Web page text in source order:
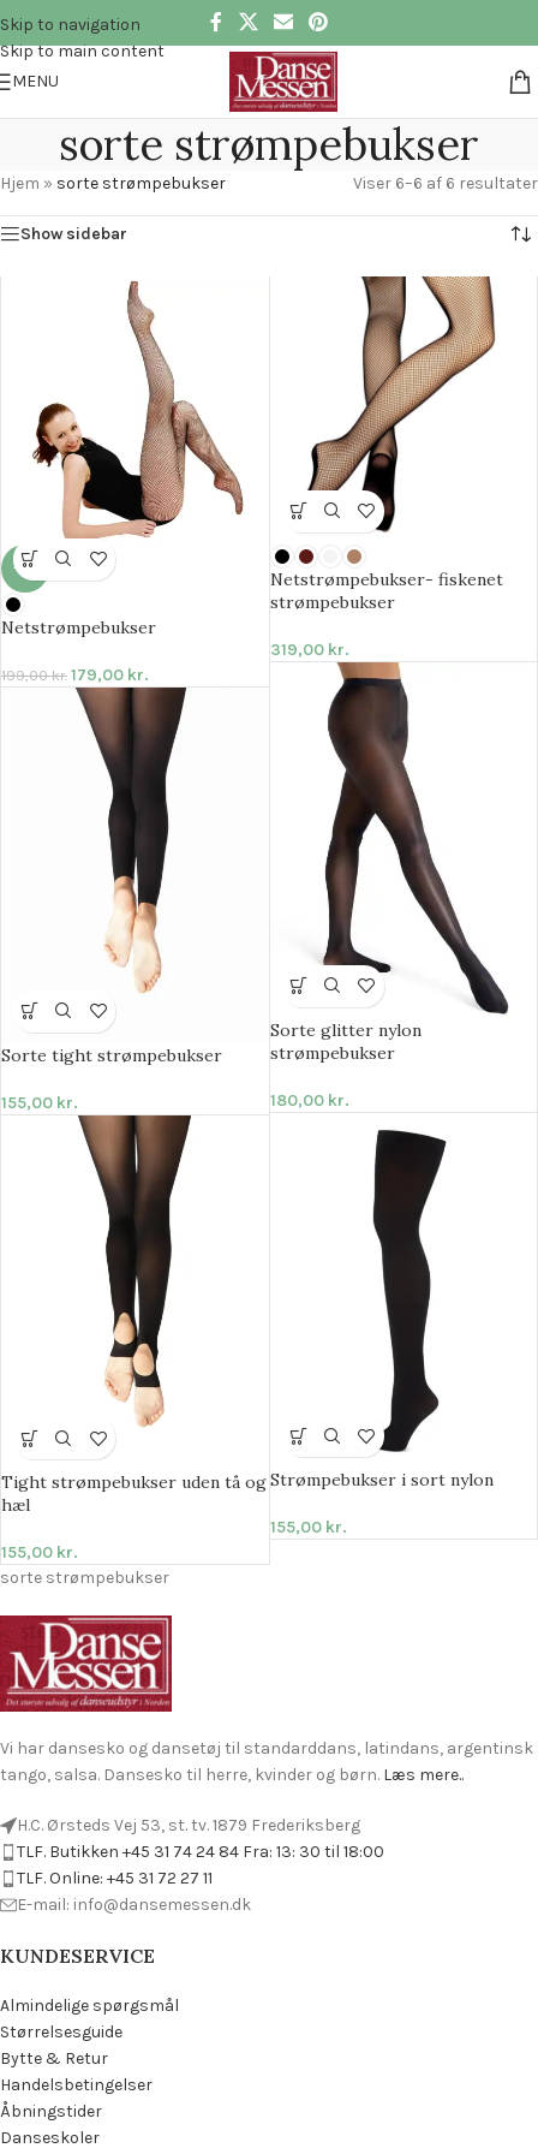
Skip to navigation
Skip to main content
MENU
sorte strømpebukser
Hjem » sorte strømpebukser Viser 6–6 af 6 resultater
Show sidebar
-10%
Netstrømpebukser
199,00kr. 179,00 kr.
Netstrømpebukser- fiskenet
strømpebukser
319,00 kr.
Sorte glitter nylon
strømpebukser
180,00 kr.
Sorte tight strømpebukser
155,00 kr.
Strømpebukser i sort nylon
155,00 kr.
Tight strømpebukser uden tå og
hæl
155,00 kr.
sorte strømpebukser
Vi har dansesko og dansetøj til standarddans, latindans, argentinsk
tango, salsa. Dansesko til herre, kvinder og børn. Læs mere..
H.C. Ørsteds Vej 53, st. tv. 1879 Frederiksberg
TLF. Butikken +45 31 74 24 84 Fra: 13: 30 til 18:00
TLF. Online: +45 31 72 27 11
E-mail: info@dansemessen.dk
KUNDESERVICE
Almindelige spørgsmål
Størrelsesguide
Bytte & Retur
Handelsbetingelser
Åbningstider
Danseskoler